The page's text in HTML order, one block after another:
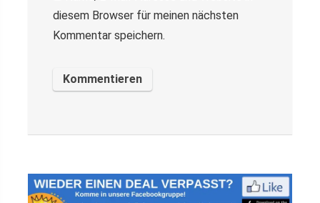
diesem Browser für meinen nächsten
Kommentar speichern.